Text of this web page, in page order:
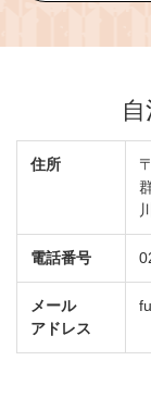
住所
電話番号
メール
アドレス